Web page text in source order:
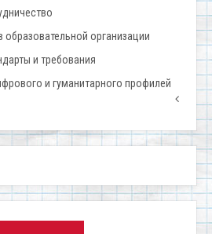
образовательной организации
и требования
и гуманитарного профилей